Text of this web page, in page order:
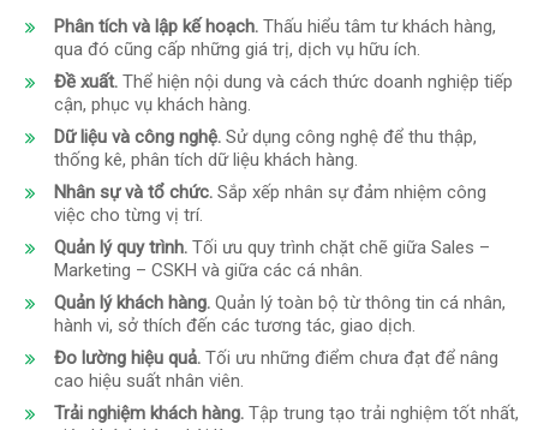
Phân tích và lập kế hoạch. Thấu hiểu tâm tư khách hàng,
qua đó cũng cấp những giá trị, dịch vụ hữu ích.
Đề xuất. Thể hiện nội dung và cách thức doanh nghiệp tiếp
cận, phục vụ khách hàng.
Dữ liệu và công nghệ. Sử dụng công nghệ để thu thập,
thống kê, phân tích dữ liệu khách hàng.
Nhân sự và tổ chức. Sắp xếp nhân sự đảm nhiệm công
việc cho từng vị trí.
Quản lý quy trình. Tối ưu quy trình chặt chẽ giữa Sales –
Marketing – CSKH và giữa các cá nhân.
Quản lý khách hàng. Quản lý toàn bộ từ thông tin cá nhân,
hành vi, sở thích đến các tương tác, giao dịch.
Đo lường hiệu quả. Tối ưu những điểm chưa đạt để nâng
cao hiệu suất nhân viên.
Trải nghiệm khách hàng. Tập trung tạo trải nghiệm tốt nhất,